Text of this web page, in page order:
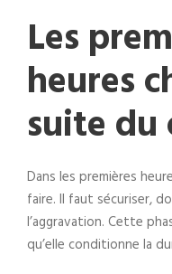
Les
heures
suite du
Dans les premières
faire. Il faut sécuriser,
l’aggravation. Cette
qu’elle conditionne la